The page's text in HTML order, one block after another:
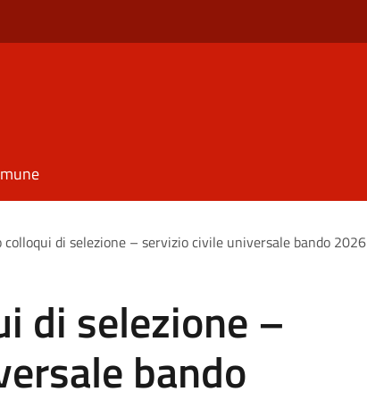
colloqui di selezione – servizio civile universale bando 2026
di selezione –
bando